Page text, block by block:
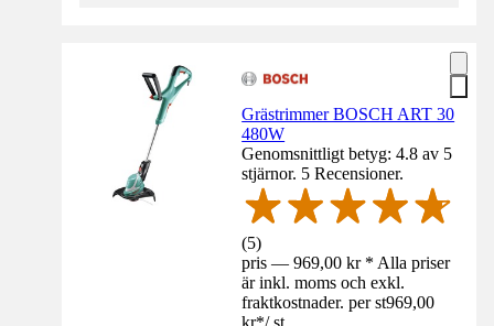
Grästrimmer BOSCH ART 30
480W
Genomsnittligt betyg: 4.8 av 5
stjärnor. 5 Recensioner.
(5)
pris — 969,00 kr * Alla priser
är inkl. moms och exkl.
fraktkostnader. per st969,00
kr*/ st